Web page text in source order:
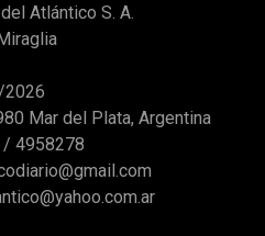
Atlántico S. A.
2026
Mar del Plata, Argentina
4958278